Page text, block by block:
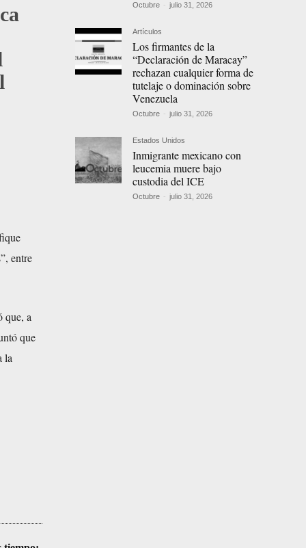
entre
que, a
que
la
Octubre - julio 31, 2026
Artículos
Los firmantes de la
“Declaración de Maracay”
rechazan cualquier forma de
tutelaje o dominación sobre
Venezuela
Octubre - julio 31, 2026
Estados Unidos
Inmigrante mexicano con
leucemia muere bajo
custodia del ICE
Octubre - julio 31, 2026